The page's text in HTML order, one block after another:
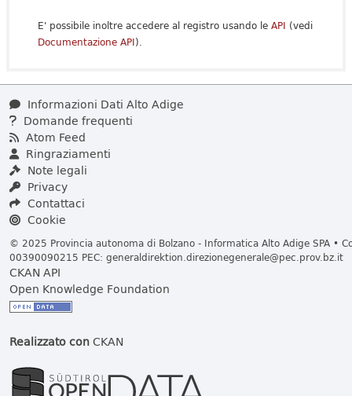
E' possibile inoltre accedere al registro usando le API (vedi
Documentazione API).
Informazioni Dati Alto Adige
Domande frequenti
Atom Feed
Ringraziamenti
Note legali
Privacy
Contattaci
Cookie
© 2025 Provincia autonoma di Bolzano - Informatica Alto Adige SPA •
00390090215 PEC: generaldirektion.direzionegenerale@pec.prov.bz.it
CKAN API
Open Knowledge Foundation
Realizzato conCKAN